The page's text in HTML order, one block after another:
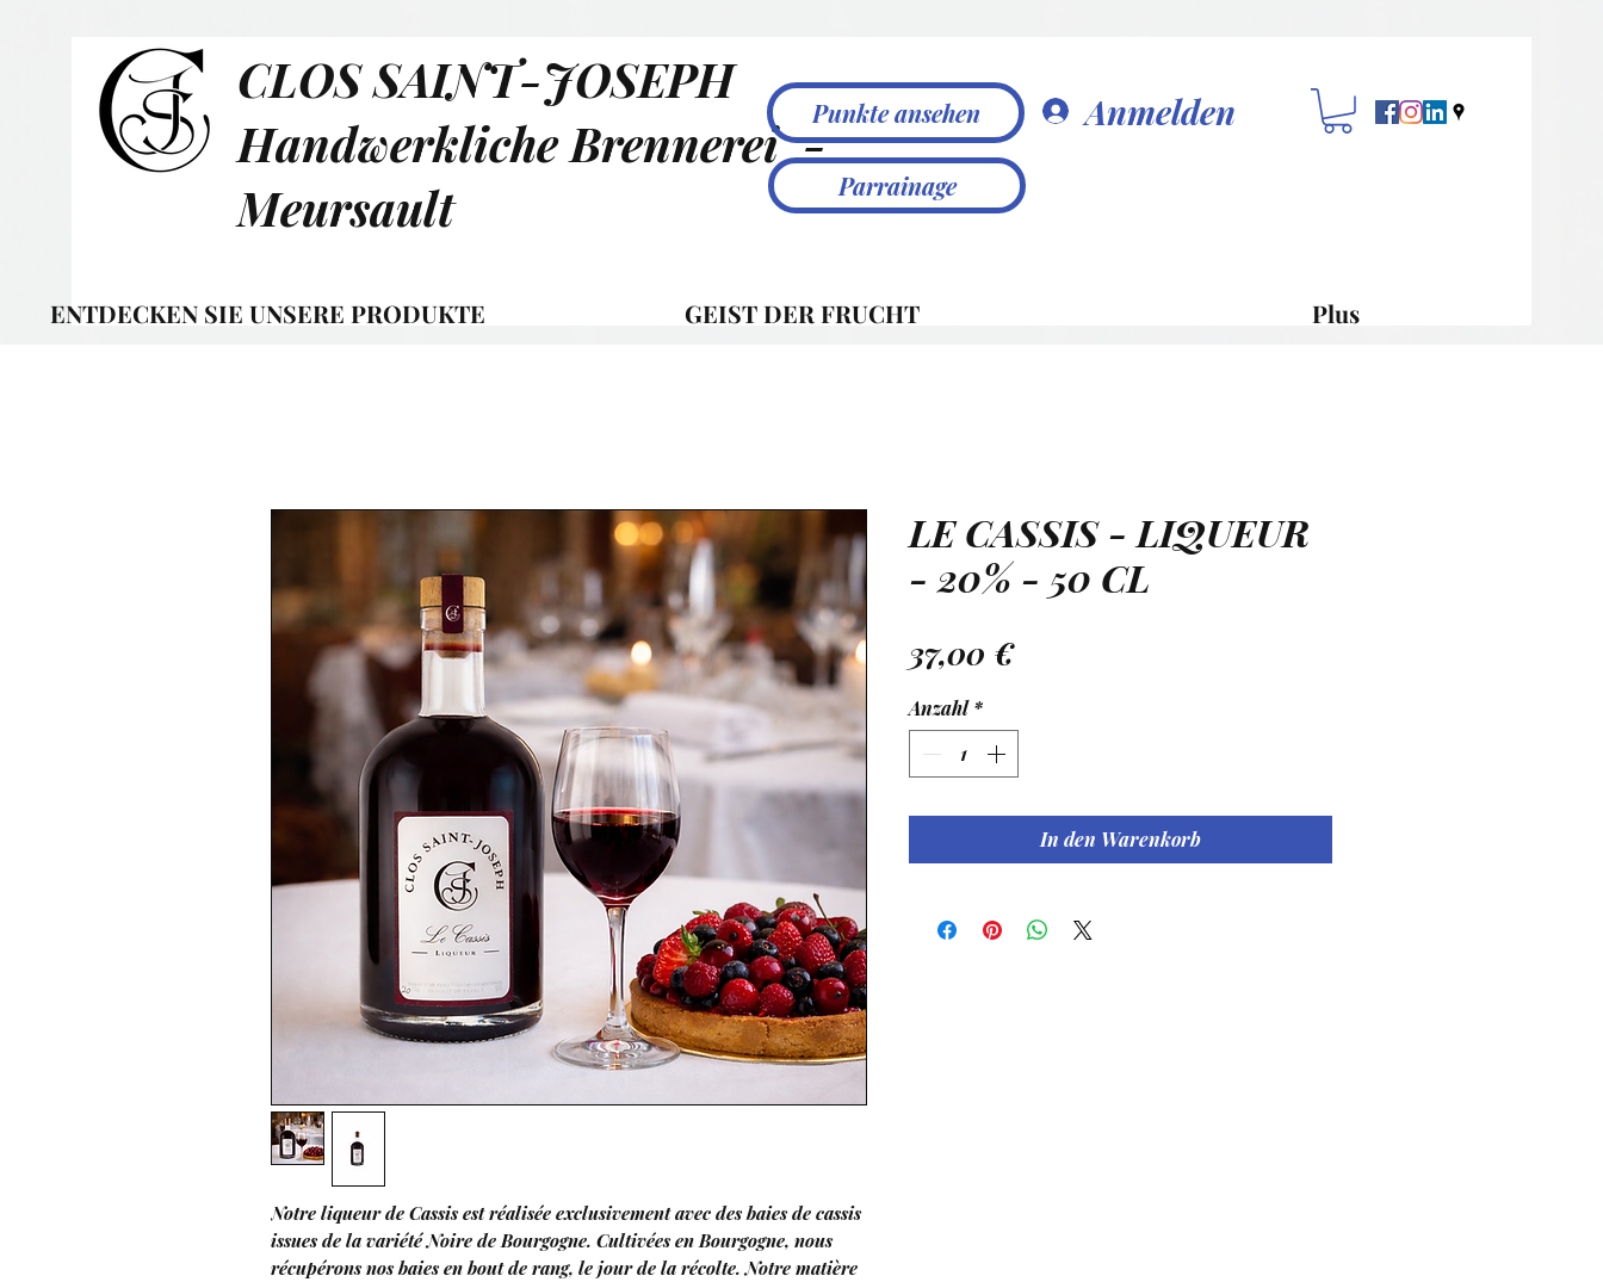
CLOS SAINT-JOSEPH
Handwerkliche Brennerei -
Meursault
Punkte ansehen Anmelden
Parrainage
ENTDECKEN SIE UNSERE PRODUKTE GEIST DER FRUCHT Plus
Notre liqueur de Cassis est réalisée exclusivement avec des baies de cassis
issues de la variété Noire de Bourgogne. Cultivées en Bourgogne, nous
récupérons nos baies en bout de rang, le jour de la récolte. Notre matière
LE CASSIS - LIQUEUR
- 20% - 50 CL
37,00 €Preis
Anzahl *
In den Warenkorb